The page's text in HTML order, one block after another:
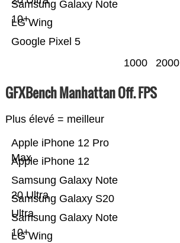
Google Pixel 5
LG Wing
Samsung Galaxy Note
10+
1000 2000
GFXBench Manhattan Off. FPS
Plus élevé = meilleur
LG Wing
Samsung Galaxy Note
10+
Samsung Galaxy S20
Ultra
Samsung Galaxy Note
20 Ultra
Apple iPhone 12
Apple iPhone 12 Pro
Max